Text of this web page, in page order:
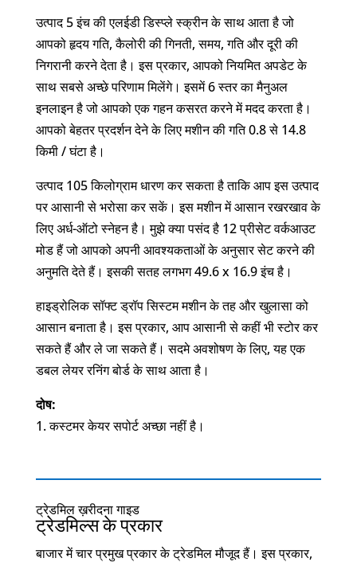
उत्पाद 5 इंच की एलईडी डिस्प्ले स्क्रीन के साथ आता है जो
आपको हृदय गति, कैलोरी की गिनती, समय, गति और दूरी की
निगरानी करने देता है। इस प्रकार, आपको नियमित अपडेट के
साथ सबसे अच्छे परिणाम मिलेंगे। इसमें 6 स्तर का मैनुअल
इनलाइन है जो आपको एक गहन कसरत करने में मदद करता है।
आपको बेहतर प्रदर्शन देने के लिए मशीन की गति 0.8 से 14.8
किमी / घंटा है।
उत्पाद 105 किलोग्राम धारण कर सकता है ताकि आप इस उत्पाद
पर आसानी से भरोसा कर सकें। इस मशीन में आसान रखरखाव के
लिए अर्ध-ऑटो स्नेहन है। मुझे क्या पसंद है 12 प्रीसेट वर्कआउट
मोड हैं जो आपको अपनी आवश्यकताओं के अनुसार सेट करने की
अनुमति देते हैं। इसकी सतह लगभग 49.6 x 16.9 इंच है।
हाइड्रोलिक सॉफ्ट ड्रॉप सिस्टम मशीन के तह और खुलासा को
आसान बनाता है। इस प्रकार, आप आसानी से कहीं भी स्टोर कर
सकते हैं और ले जा सकते हैं। सदमे अवशोषण के लिए, यह एक
डबल लेयर रनिंग बोर्ड के साथ आता है।
दोष:
कस्टमर केयर सपोर्ट अच्छा नहीं है।
ट्रेडमिल ख़रीदना गाइड
ट्रेडमिल्स के प्रकार
बाजार में चार प्रमुख प्रकार के ट्रेडमिल मौजूद हैं। इस प्रकार,